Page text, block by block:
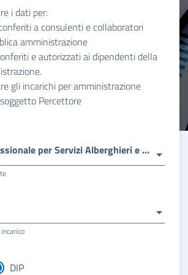
i dati per:
a consulenti e collaboratori
amministrazione
e autorizzati ai dipendenti della
gli incarichi per amministrazione
Percettore
Istituto Professionale per Servizi Alberghieri e della Ristorazione - Ipsar Costa Smeralda Arzachena
DIP